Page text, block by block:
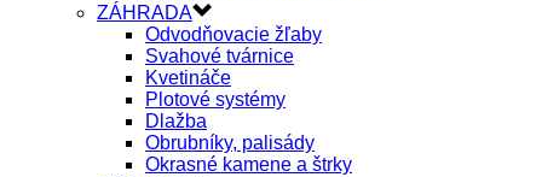
ZÁHRADA
Odvodňovacie žľaby
Svahové tvárnice
Kvetináče
Plotové systémy
Dlažba
Obrubníky, palisády
Okrasné kamene a štrky